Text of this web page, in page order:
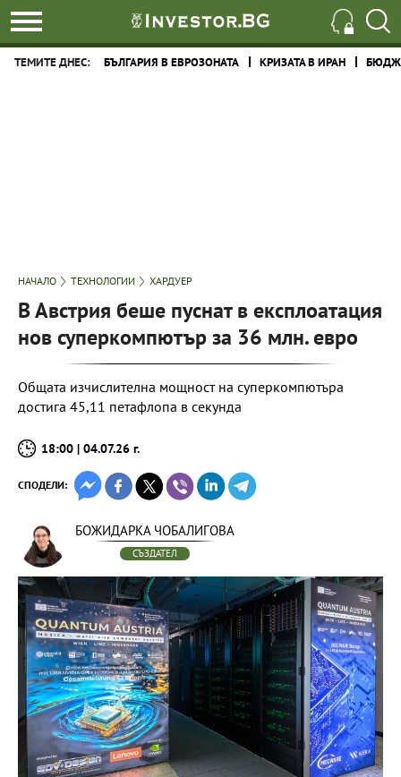
ТЕМИТЕ ДНЕС: БЪЛГАРИЯ В ЕВРОЗОНАТА КРИЗАТА В ИРАН
НАЧАЛО ТЕХНОЛОГИИ ХАРДУЕР
В Австрия беше пуснат в експлоатация
нов суперкомпютър за 36 млн. евро
Общата изчислителна мощност на суперкомпютъра
достига 45,11 петафлопа в секунда
18:00 | 04.07.26 г.
СПОДЕЛИ:
БОЖИДАРКА ЧОБАЛИГОВА
СЪЗДАТЕЛ